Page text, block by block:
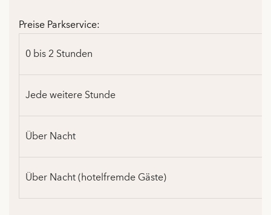
Preise Parkservice:
0 bis 2 Stunden
Jede weitere Stunde
Über Nacht
Über Nacht (hotelfremde Gäste)